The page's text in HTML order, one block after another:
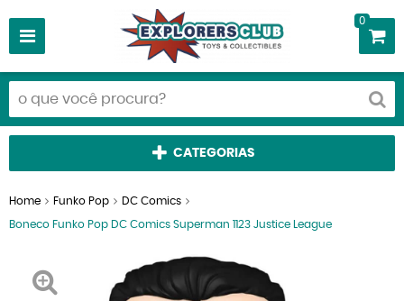
0
CATEGORIAS
Home Funko Pop DC Comics
Boneco Funko Pop DC Comics Superman 1123 Justice League